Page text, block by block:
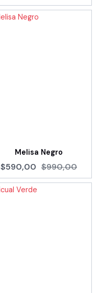
Melisa Negro
$590,00 $990,00